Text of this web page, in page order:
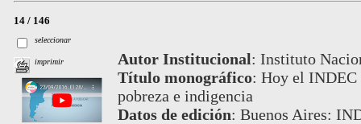
14 / 146
seleccionar
imprimir Autor Institucional: Instituto
Título monográfico: Hoy el INDEC
pobreza e indigencia
Datos de edición: Buenos Aires: